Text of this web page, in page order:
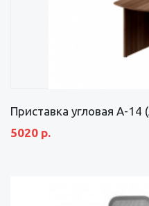
Приставка угловая А-14
5020 р.